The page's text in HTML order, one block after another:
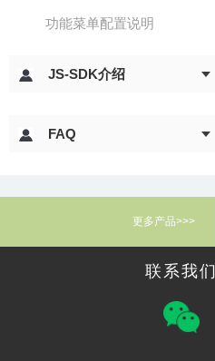
功能菜单配置说明
JS-SDK介绍
FAQ
更多产品>>>
联系我们